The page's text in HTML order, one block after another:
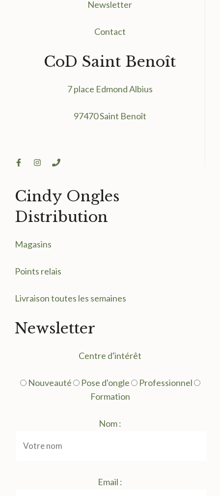
Newsletter
Contact
CoD Saint Benoît
7 place Edmond Albius
97470 Saint Benoît
Cindy Ongles
Distribution
Magasins
Points relais
Livraison toutes les semaines
Newsletter
Centre d'intérêt
Nouveauté Pose d'ongle
Professionnel
Formation
Nom :
Email :